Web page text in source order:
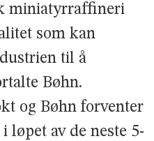
miniatyrraffineri
som kan
til å
Bøhn.
og Bøhn forventer
løpet av de neste 5-